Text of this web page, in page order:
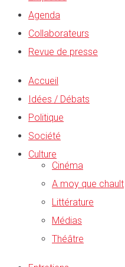
Agenda
Collaborateurs
Revue de presse
Accueil
Idées / Débats
Politique
Société
Culture
Cinéma
A moy que chault
Littérature
Médias
Théâtre